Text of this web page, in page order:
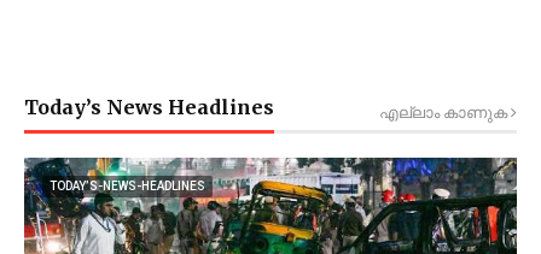
Today’s News Headlines എല്ലാം കാണുക
TODAY’S-NEWS-HEADLINES